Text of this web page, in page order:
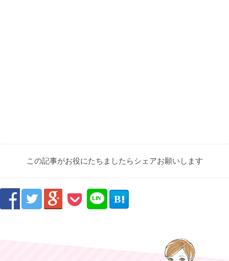
この記事がお役にたちましたらシェアお願いします
   
LIN
E
B